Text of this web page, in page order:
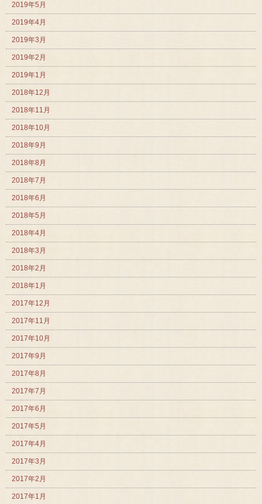
2019年5月
2019年4月
2019年3月
2019年2月
2019年1月
2018年12月
2018年11月
2018年10月
2018年9月
2018年8月
2018年7月
2018年6月
2018年5月
2018年4月
2018年3月
2018年2月
2018年1月
2017年12月
2017年11月
2017年10月
2017年9月
2017年8月
2017年7月
2017年6月
2017年5月
2017年4月
2017年3月
2017年2月
2017年1月